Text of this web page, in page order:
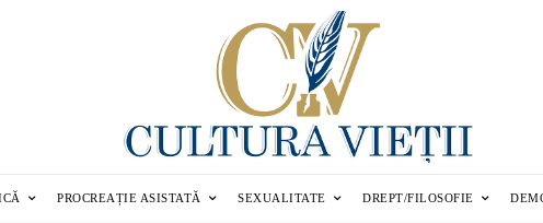
PROCREAȚIE ASISTATĂ SEXUALITATE DREPT/FILOSOFIE